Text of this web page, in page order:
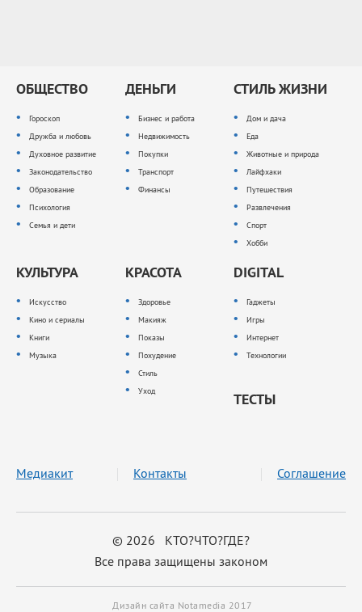
ОБЩЕСТВО
Гороскоп
Дружба и любовь
Духовное развитие
Законодательство
Образование
Психология
Семья и дети
ДЕНЬГИ
Бизнес и работа
Недвижимость
Покупки
Транспорт
Финансы
СТИЛЬ ЖИЗНИ
Дом и дача
Еда
Животные и природа
Лайфхаки
Путешествия
Развлечения
Спорт
Хобби
КУЛЬТУРА
Искусство
Кино и сериалы
Книги
Музыка
КРАСОТА
Здоровье
Макияж
Показы
Похудение
Стиль
Уход
DIGITAL
Гаджеты
Игры
Интернет
Технологии
ТЕСТЫ
© 2026 КТО?ЧТО?ГДЕ?
Все права защищены законом
Медиакит Контакты Соглашение
Дизайн сайта Notamedia 2017